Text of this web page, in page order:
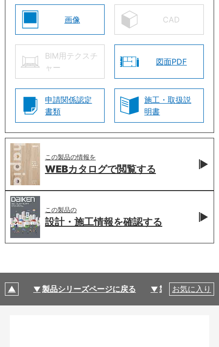
画像 CAD
BIM用テクスチ
ャー
図面PDF
申請関係認定
書類
施工・取扱説
明書
この製品の情報を
WEBカタログで閲覧する
この製品の
設計・施工情報を確認する
製品シリーズページに戻る 製品仕様
お気に入り